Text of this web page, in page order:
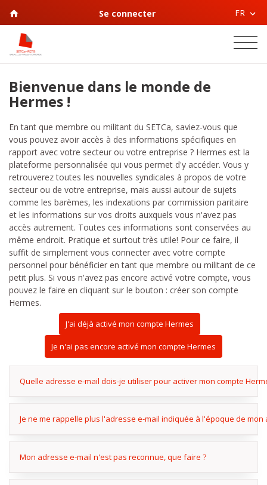
Se connecter FR
Bienvenue dans le monde de
Hermes !
En tant que membre ou militant du SETCa, saviez-vous que
vous pouvez avoir accès à des informations spécifiques en
rapport avec votre secteur ou votre entreprise ? Hermes est la
plateforme personnalisée qui vous permet d'y accéder. Vous y
retrouverez toutes les nouvelles syndicales à propos de votre
secteur ou de votre entreprise, mais aussi autour de sujets
comme les barèmes, les indexations par commission paritaire
et les informations sur vos droits auxquels vous n'avez pas
accès autrement. Toutes ces informations sont conservées au
même endroit. Pratique et surtout très utile! Pour ce faire, il
suffit de simplement vous connecter avec votre compte
personnel pour bénéficier en tant que membre ou militant de ce
petit plus. Si vous n'avez pas encore activé votre compte, vous
pouvez le faire en cliquant sur le bouton : créer son compte
Hermes.
J'ai déjà activé mon compte Hermes
Je n'ai pas encore activé mon compte Hermes
Quelle adresse e-mail dois-je utiliser pour activer mon compte
Je ne me rappelle plus l'adresse e-mail indiquée à l'époque de
Mon adresse e-mail n'est pas reconnue, que faire ?